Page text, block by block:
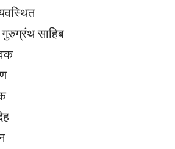
साहिब